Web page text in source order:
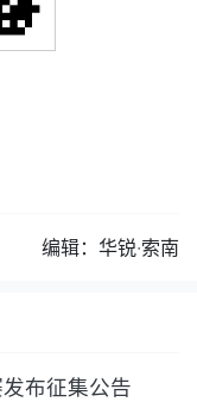
编辑：华锐·索南
布征集公告